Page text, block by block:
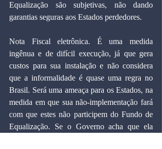
Equalização são subjetivas, não dando
garantias seguras aos Estados perdedores.
Nota Fiscal eletrônica. É uma medida
ingênua e de difícil execução, já que gera
custos para sua instalação e não considera
que a informalidade é quase uma regra no
Brasil. Será uma ameaça para os Estados, na
medida em que sua não-implementação fará
com que estes não participem do Fundo de
Equalização. Se o Governo acha que ela